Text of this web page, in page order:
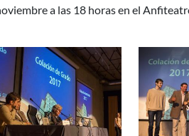
a las 18 horas en el